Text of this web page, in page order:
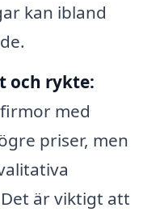
kan ibland
och rykte:
med
priser, men
är viktigt att